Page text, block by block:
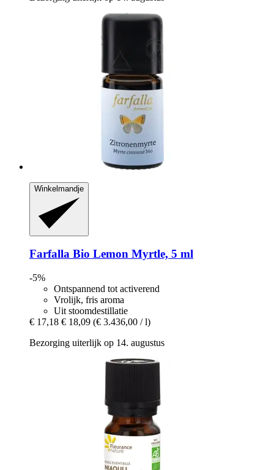
Winkelmandje
Farfalla Bio Lemon Myrtle, 5 ml
-5%
Ontspannend tot activerend
Vrolijk, fris aroma
Uit stoomdestillatie
€ 17,18 € 18,09 (€ 3.436,00 / l)
Bezorging uiterlijk op 14. augustus